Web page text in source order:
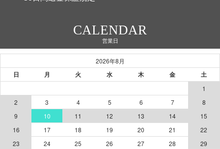
CALENDAR
営業日